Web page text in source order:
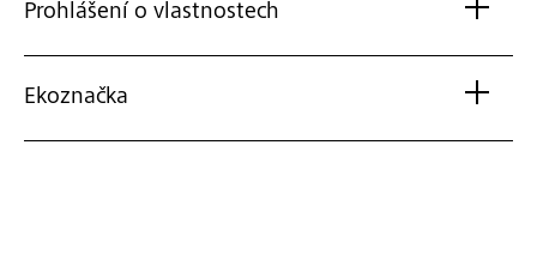
Prohlášení o vlastnostech
Ekoznačka